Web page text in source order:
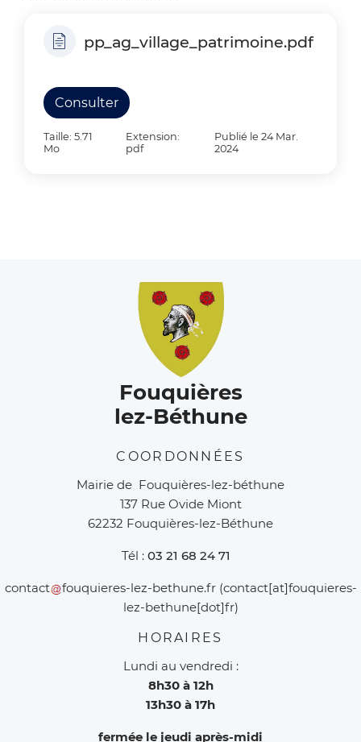
pp_ag_village_patrimoine.pdf
Consulter
Taille: 5.71
Mo
Extension:
pdf
Publié le 24 Mar.
2024
Fouquières
lez-Béthune
COORDONNÉES
Mairie de Fouquières-lez-béthune
137 Rue Ovide Miont
62232 Fouquières-lez-Béthune
Tél : 03 21 68 24 71
contact fouquieres-lez-bethune.fr(contact[at]fouquieres-
lez-bethune[dot]fr)
HORAIRES
Lundi au vendredi :
8h30 à 12h
13h30 à 17h
fermée le jeudi après-midi